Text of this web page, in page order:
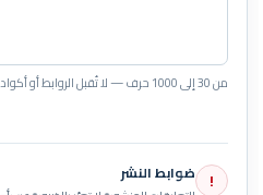
من 30 إلى 1000 حرف — لا تُقبل الروابط أو أكواد HTML.
! ضوابط النشر